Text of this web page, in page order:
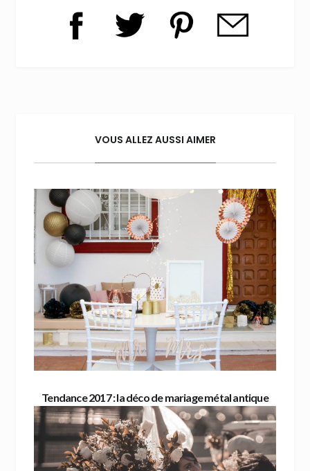
VOUS ALLEZ AUSSI AIMER
Tendance 2017 : la déco de mariage métal antique